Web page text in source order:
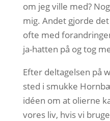
om jeg ville med?
mig. Andet gjorde
ofte med
ja-hatten på og tog
Efter deltagelsen på
sted i smukke
idéen om at olierne
vores liv, hvis vi